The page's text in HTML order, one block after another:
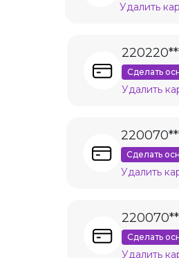
Удалить
Сделать
Удалить
Сделать
Удалить
Сделать
Удалить